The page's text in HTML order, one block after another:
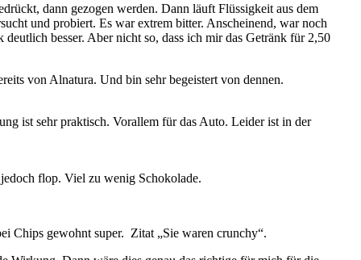
dann gezogen werden. Dann läuft Flüssigkeit aus dem
und probiert. Es war extrem bitter. Anscheinend, war noch
besser. Aber nicht so, dass ich mir das Getränk für 2,50
von Alnatura. Und bin sehr begeistert von dennen.
ist sehr praktisch. Vorallem für das Auto. Leider ist in der
flop. Viel zu wenig Schokolade.
Chips gewohnt super. Zitat „Sie waren crunchy“.